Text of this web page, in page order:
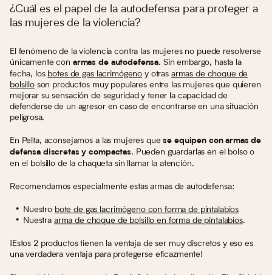
¿Cuál es el papel de la autodefensa para proteger a
las mujeres de la violencia?
El fenómeno de la violencia contra las mujeres no puede resolverse
únicamente con armas de autodefensa. Sin embargo, hasta la
fecha, los botes de gas lacrimógeno y otras armas de choque de
bolsilloson productos muy populares entre las mujeres que quieren
mejorar su sensación de seguridad y tener la capacidad de
defenderse de un agresor en caso de encontrarse en una situación
peligrosa.
En Pelta, aconsejamos a las mujeres quese equipen con armas de
defensa discretas y compactas. Pueden guardarlas en el bolso o
en el bolsillo de la chaqueta sin llamar la atención.
Recomendamos especialmente estas armas de autodefensa:
Nuestro bote de gas lacrimógeno con forma de pintalabios
Nuestra arma de choque de bolsillo en forma de pintalabios.
¡Estos 2 productos tienen la ventaja de ser muy discretos y eso es
una verdadera ventaja para protegerse eficazmente!